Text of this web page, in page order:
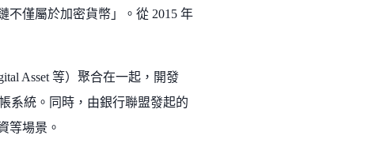
不僅屬於加密貨幣」。從 2015 年
Asset 等）聚合在一起，開發
系統。同時，由銀行聯盟發起的
等場景。